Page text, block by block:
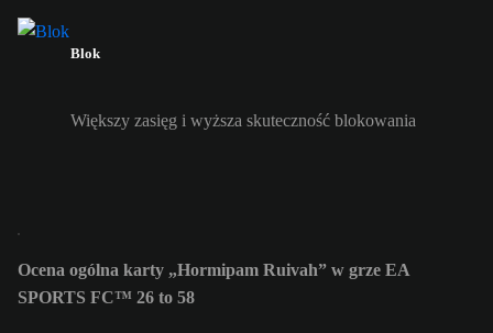
Blok
Większy zasięg i wyższa skuteczność blokowania
Ocena ogólna karty „Hormipam Ruivah” w grze EA
SPORTS FC™ 26 to 58